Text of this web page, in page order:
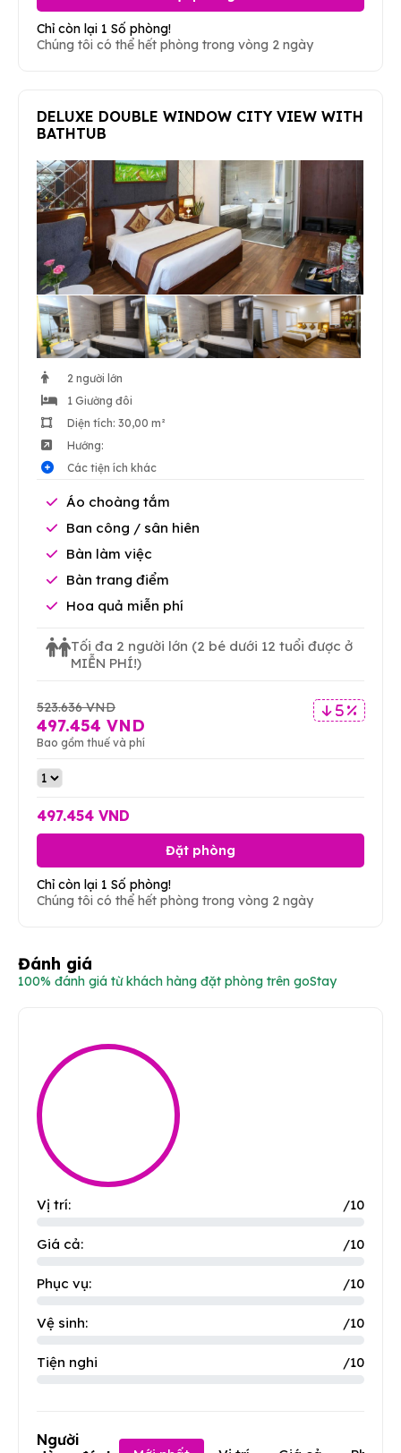
Chỉ còn lại 1 Số phòng!
Chúng tôi có thể hết phòng trong vòng 2 ngày
DELUXE DOUBLE WINDOW CITY VIEW WITH
BATHTUB
2 người lớn
1 Giường đôi
Diện tích: 30,00 m²
Hướng:
Các tiện ích khác
Áo choàng tắm
Ban công / sân hiên
Bàn làm việc
Bàn trang điểm
Hoa quả miễn phí
Tối đa 2 người lớn (2 bé dưới 12 tuổi được ở
MIỄN PHÍ!)
5 %
523.636 VND
497.454 VND
Bao gồm thuế và phí
497.454 VND
Đặt phòng
Chỉ còn lại 1 Số phòng!
Chúng tôi có thể hết phòng trong vòng 2 ngày
Đánh giá
100% đánh giá từ khách hàng đặt phòng trên goStay
Vị trí: /10
Giá cả: /10
Phục vụ: /10
Vệ sinh: /10
Tiện nghi /10
Người